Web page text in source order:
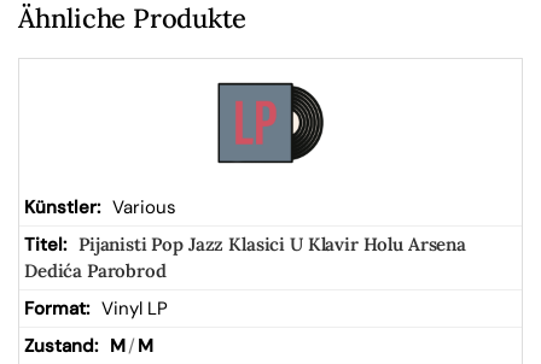
Ähnliche Produkte
Various
Pijanisti Pop Jazz Klasici U Klavir Holu Arsena
Dedića Parobrod
Vinyl LP
M/ M